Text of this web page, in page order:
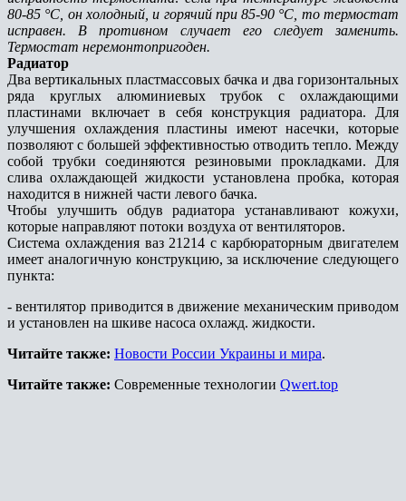
80-85 °С, он холодный, и горячий при 85-90 °С, то термостат
исправен. В противном случает его следует заменить.
Термостат неремонтопригоден.
Радиатор
Два вертикальных пластмассовых бачка и два горизонтальных
ряда круглых алюминиевых трубок с охлаждающими
пластинами включает в себя конструкция радиатора. Для
улучшения охлаждения пластины имеют насечки, которые
позволяют с большей эффективностью отводить тепло. Между
собой трубки соединяются резиновыми прокладками. Для
слива охлаждающей жидкости установлена пробка, которая
находится в нижней части левого бачка.
Чтобы улучшить обдув радиатора устанавливают кожухи,
которые направляют потоки воздуха от вентиляторов.
Система охлаждения ваз 21214 с карбюраторным двигателем
имеет аналогичную конструкцию, за исключение следующего
пункта:
- вентилятор приводится в движение механическим приводом
и установлен на шкиве насоса охлажд. жидкости.
Читайте также: Новости России Украины и мира.
Читайте также: Современные технологии Qwert.top